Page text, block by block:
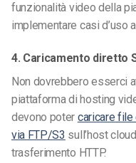
funzionalità video della
implementare casi d’uso
4. Caricamento diretto
Non dovrebbero esserci
piattaforma di hosting
devono poter caricare file
via FTP/S3 sull’host
trasferimento HTTP.